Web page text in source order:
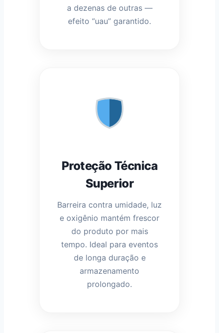
a dezenas de outras —
efeito “uau” garantido.
Proteção Técnica
Superior
Barreira contra umidade, luz
e oxigênio mantém frescor
do produto por mais
tempo. Ideal para eventos
de longa duração e
armazenamento
prolongado.